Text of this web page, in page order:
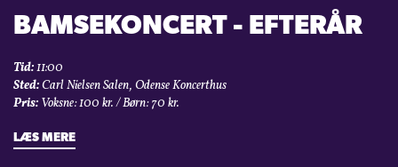
BAMSEKONCERT - EFTERÅR
Tid:11:00
Sted:Carl Nielsen Salen, Odense Koncerthus
Pris: Voksne: 100 kr. / Børn: 70 kr.
LÆS MERE